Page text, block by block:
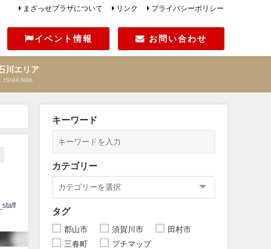
まざっせプラザについて リンク プライバシーポリシー
イベント情報 お問い合わせ
川エリア
ISHIKAWA
キーワード
カテゴリー
タグ
郡山市 須賀川市
田村市
三春町
プチマップ